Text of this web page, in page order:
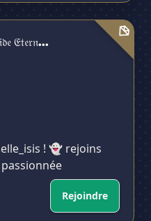
𝔈𝔱𝔢𝔯𝔫...
! 👻 rejoins
Rejoindre